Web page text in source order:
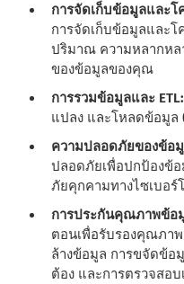
การจัดเก็บข้อมูลและโ
การจัดเก็บข้อมูลและโ
ปริมาณ ความหลากหล
ของข้อมูลของคุณ
การรวมข้อมูลและ
แปลง และโหลดข้อมูล
ความปลอดภัยของข้อ
ปลอดภัยเพื่อปกป้องข้อ
ภัยคุกคามทางไซเบอ
การประกันคุณภาพข้อ
ตอนเพื่อรับรองคุณภา
ล้างข้อมูล การขจัดข้อ
ต้อง และการตรวจสอ